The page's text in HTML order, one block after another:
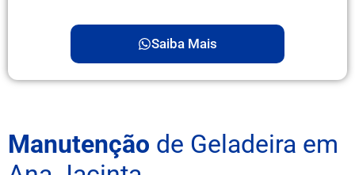
Saiba Mais
Manutenção de Geladeira em